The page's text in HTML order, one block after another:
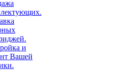
и
Вашей